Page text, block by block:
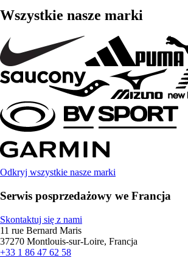
Wszystkie nasze marki
Odkryj wszystkie nasze marki
Serwis posprzedażowy we Francja
Skontaktuj się z nami
11 rue Bernard Maris
37270 Montlouis-sur-Loire, Francja
+33 1 86 47 62 58